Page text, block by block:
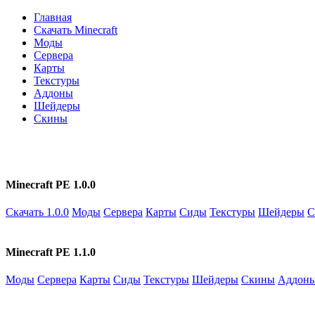
Главная
Скачать Minecraft
Моды
Сервера
Карты
Текстуры
Аддоны
Шейдеры
Скины
Minecraft PE 1.0.0
Скачать 1.0.0 Моды Сервера Карты Сиды Текстуры Шейдеры
Minecraft PE 1.1.0
Моды Сервера Карты Сиды Текстуры Шейдеры Скины